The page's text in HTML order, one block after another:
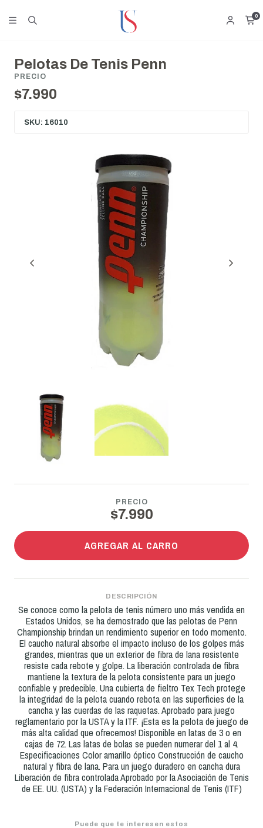
0
Pelotas De Tenis Penn
PRECIO
$7.990
SKU: 16010
PRECIO
$7.990
AGREGAR AL CARRO
DESCRIPCIÓN
Se conoce como la pelota de tenis número uno más vendida en
Estados Unidos, se ha demostrado que las pelotas de Penn
Championship brindan un rendimiento superior en todo momento.
El caucho natural absorbe el impacto incluso de los golpes más
grandes, mientras que un exterior de fibra de lana resistente
resiste cada rebote y golpe. La liberación controlada de fibra
mantiene la textura de la pelota consistente para un juego
confiable y predecible. Una cubierta de fieltro Tex Tech protege
la integridad de la pelota cuando rebota en las superficies de la
cancha y las cuerdas de las raquetas. Aprobado para juego
reglamentario por la USTA y la ITF. ¡Esta es la pelota de juego de
más alta calidad que ofrecemos! Disponible en latas de 3 o en
cajas de 72. Las latas de bolas se pueden numerar del 1 al 4.
Especificaciones Color amarillo óptico Construcción de caucho
natural y fibra de lana. Para un juego duradero en cancha dura
Liberación de fibra controlada Aprobado por la Asociación de Tenis
de EE. UU. (USTA) y la Federación Internacional de Tenis (ITF)
Puede que te interesen estos